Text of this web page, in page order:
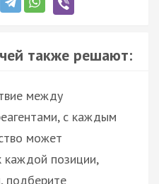
также решают:
между
с каждым
может
каждой позиции,
подберите